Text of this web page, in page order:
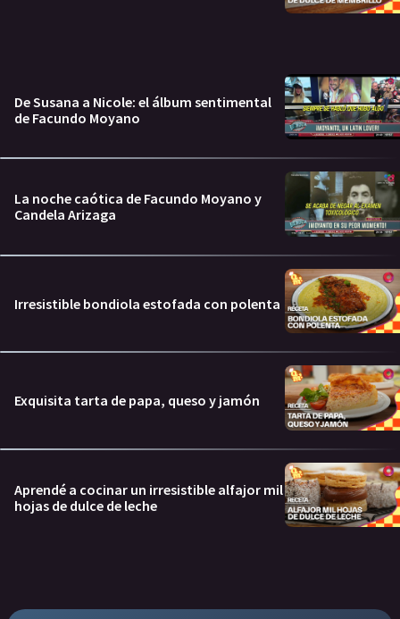
De Susana a Nicole: el álbum sentimental
de Facundo Moyano
La noche caótica de Facundo Moyano y
Candela Arizaga
Irresistible bondiola estofada con polenta
Exquisita tarta de papa, queso y jamón
Aprendé a cocinar un irresistible alfajor mil
hojas de dulce de leche